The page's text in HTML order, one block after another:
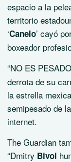
espacio a la
territorio
‘Canelo’ cayó
boxeador
“NO ES
derrota de su
la estrella
semipesado de
internet.
The Guardian
“Dmitry Bivol